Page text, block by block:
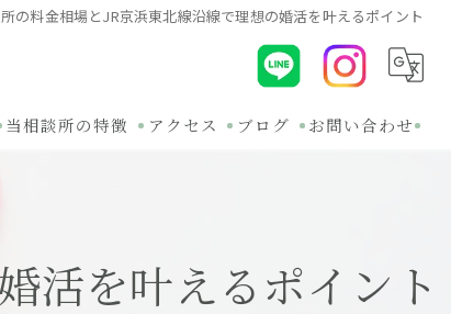
の料金相場とJR京浜東北線沿線で理想の婚活を叶えるポイント
当相談所の特徴
オンライン
アクセス ブログ お問い合わせ
活を叶えるポイント